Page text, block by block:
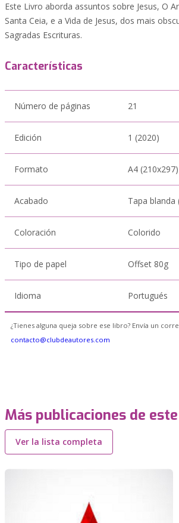
Este Livro aborda assuntos sobre Jesus, O
Santa Ceia, e a Vida de Jesus, dos mais
Sagradas Escrituras.
Características
Número de páginas 21
Edición 1 (2020)
Formato A4 (210x297)
Acabado Tapa blanda
Coloración Colorido
Tipo de papel Offset 80g
Idioma Portugués
¿Tienes alguna queja sobre ese libro? Envía un
contacto@clubdeautores.com
Más publicaciones de
Ver la lista completa